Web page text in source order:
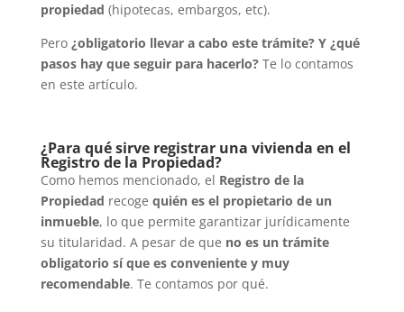
propiedad (hipotecas, embargos, etc).
Pero ¿obligatorio llevar a cabo este trámite? Y ¿qué
pasos hay que seguir para hacerlo?Te lo contamos
en este artículo.
¿Para qué sirve registrar una vivienda en el
Registro de la Propiedad?
Como hemos mencionado, el Registro de la
Propiedad recoge quién es el propietario de un
inmueble, lo que permite garantizar jurídicamente
su titularidad. A pesar de que no es un trámite
obligatorio sí que es conveniente y muy
recomendable. Te contamos por qué.